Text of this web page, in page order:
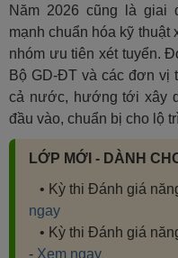
Năm 2026 cũng là giai
mạnh chuẩn hóa kỹ thuật
nhóm ưu tiên xét tuyển.
Bộ GD-ĐT và các đơn vị
cả nước, hướng tới xây
đầu vào, chuẩn bị cho lộ
LỚP MỚI - DÀNH
• Kỳ thi Đánh giá
ngay
• Kỳ thi Đánh giá
- Xem ngay